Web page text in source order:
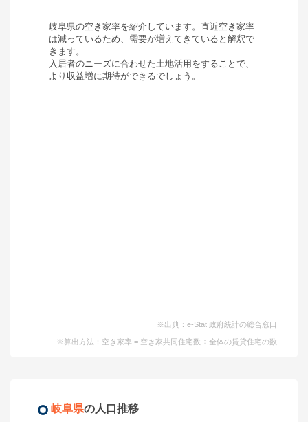
岐阜県の空き家率を紹介しています。直近空き家率
は減っているため、需要が増えてきていると解釈で
きます。
入居者のニーズに合わせた土地活用をすることで、
より収益増に期待ができるでしょう。
※出典：e-Stat 政府統計の総合窓口
※算出方法：空き家率 = 空き家共同住宅数 ÷ 全体の賃貸住宅の数
岐阜県の人口推移